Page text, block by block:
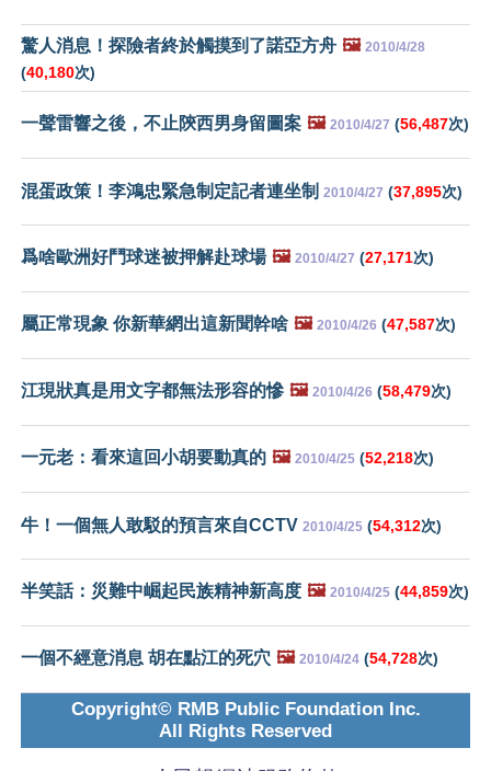
驚人消息！探險者終於觸摸到了諾亞方舟 🖼️ 2010/4/28
(40,180次)
一聲雷響之後，不止陝西男身留圖案 🖼️ 2010/4/27 (56,487次)
混蛋政策！李鴻忠緊急制定記者連坐制 2010/4/27 (37,895次)
爲啥歐洲好鬥球迷被押解赴球場 🖼️ 2010/4/27 (27,171次)
屬正常現象 你新華網出這新聞幹啥 🖼️ 2010/4/26 (47,587次)
江現狀真是用文字都無法形容的慘 🖼️ 2010/4/26 (58,479次)
一元老：看來這回小胡要動真的 🖼️ 2010/4/25 (52,218次)
牛！一個無人敢駁的預言來自CCTV 2010/4/25 (54,312次)
半笑話：災難中崛起民族精神新高度 🖼️ 2010/4/25 (44,859次)
一個不經意消息 胡在點江的死穴 🖼️ 2010/4/24 (54,728次)
Copyright© RMB Public Foundation Inc.
All Rights Reserved